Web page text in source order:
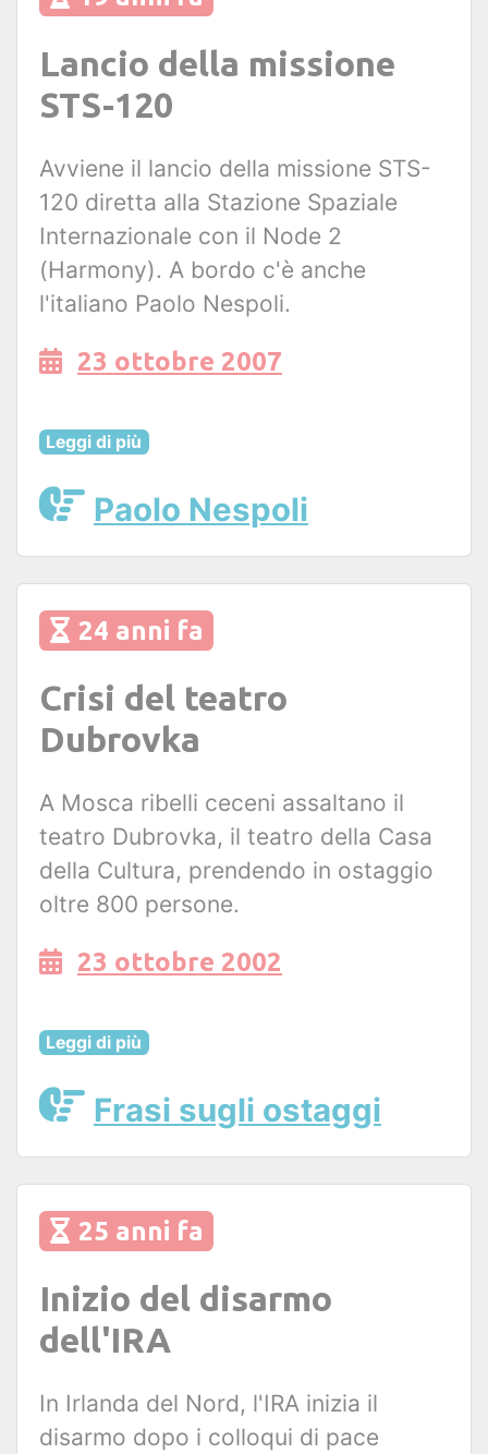
Lancio della missione
STS-120
Avviene il lancio della missione STS-
120 diretta alla Stazione Spaziale
Internazionale con il Node 2
(Harmony). A bordo c'è anche
l'italiano Paolo Nespoli.
23 ottobre 2007
Leggi di più
Paolo Nespoli
24 anni fa
Crisi del teatro
Dubrovka
A Mosca ribelli ceceni assaltano il
teatro Dubrovka, il teatro della Casa
della Cultura, prendendo in ostaggio
oltre 800 persone.
23 ottobre 2002
Leggi di più
Frasi sugli ostaggi
25 anni fa
Inizio del disarmo
dell'IRA
In Irlanda del Nord, l'IRA inizia il
disarmo dopo i colloqui di pace